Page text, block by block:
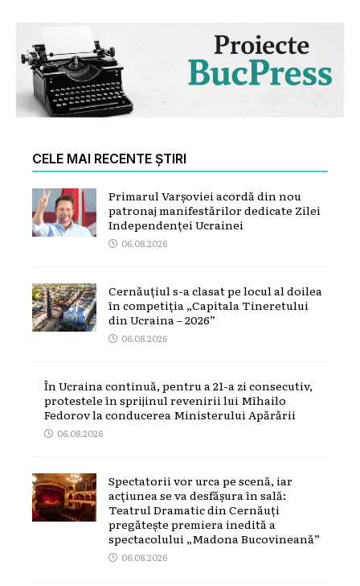
CELE MAI RECENTE ȘTIRI
Primarul Varșoviei acordă din nou
patronaj manifestărilor dedicate Zilei
Independenței Ucrainei
06.08.2026
Cernăuțiul s-a clasat pe locul al doilea
în competiția „Capitala Tineretului
din Ucraina – 2026”
06.08.2026
În Ucraina continuă, pentru a 21-a zi consecutiv,
protestele în sprijinul revenirii lui Mîhailo
Fedorov la conducerea Ministerului Apărării
06.08.2026
Spectatorii vor urca pe scenă, iar
acțiunea se va desfășura în sală:
Teatrul Dramatic din Cernăuți
pregătește premiera inedită a
spectacolului „Madona Bucovineană”
06.08.2026